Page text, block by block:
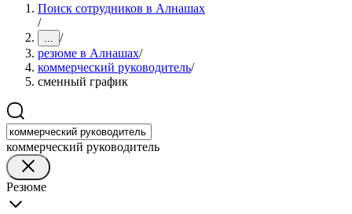
Поиск сотрудников в Алнашах
/
... /
резюме в Алнашах/
коммерческий руководитель/
сменный график
коммерческий руководитель
Резюме